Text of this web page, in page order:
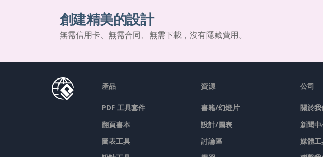
創建精美的設計
無需信用卡、無需合同、無需下載，沒有隱藏費用。
產品
PDF 工具套件
翻頁書本
圖表工具
資源
書籍/幻燈片
設計/圖表
討論區
公司
關於我
新聞中
媒體